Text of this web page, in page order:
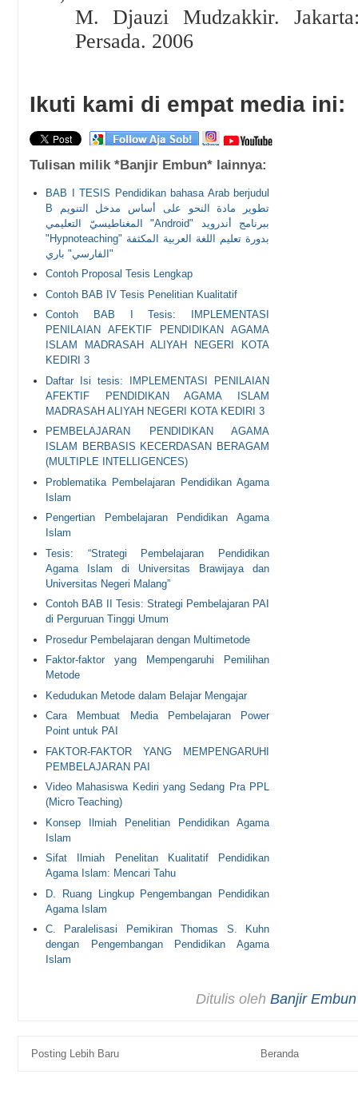
M. Djauzi Mudzakkir.
Persada. 2006
Ikuti kami di empat media ini:
Tulisan milik *Banjir Embun* lainnya:
BAB I TESIS Pendidikan bahasa Arab berjudul
B تطوير مادة النحو على أساس مدخل التنويم
المغناطيسيّ التعليمي "Android" ببرنامج أندرويد
"Hypnoteaching" بدورة تعليم اللغة العربية المكثفة
"الفارسي" باري
Contoh Proposal Tesis Lengkap
Contoh BAB IV Tesis Penelitian Kualitatif
Contoh BAB I Tesis: IMPLEMENTASI
PENILAIAN AFEKTIF PENDIDIKAN AGAMA
ISLAM MADRASAH ALIYAH NEGERI KOTA
KEDIRI 3
Daftar Isi tesis: IMPLEMENTASI PENILAIAN
AFEKTIF PENDIDIKAN AGAMA ISLAM
MADRASAH ALIYAH NEGERI KOTA KEDIRI 3
PEMBELAJARAN PENDIDIKAN AGAMA
ISLAM BERBASIS KECERDASAN BERAGAM
(MULTIPLE INTELLIGENCES)
Problematika Pembelajaran Pendidikan Agama
Islam
Pengertian Pembelajaran Pendidikan Agama
Islam
Tesis: “Strategi Pembelajaran Pendidikan
Agama Islam di Universitas Brawijaya dan
Universitas Negeri Malang”
Contoh BAB II Tesis: Strategi Pembelajaran PAI
di Perguruan Tinggi Umum
Prosedur Pembelajaran dengan Multimetode
Faktor-faktor yang Mempengaruhi Pemilihan
Metode
Kedudukan Metode dalam Belajar Mengajar
Cara Membuat Media Pembelajaran Power
Point untuk PAI
FAKTOR-FAKTOR YANG MEMPENGARUHI
PEMBELAJARAN PAI
Video Mahasiswa Kediri yang Sedang Pra PPL
(Micro Teaching)
Konsep Ilmiah Penelitian Pendidikan Agama
Islam
Sifat Ilmiah Penelitan Kualitatif Pendidikan
Agama Islam: Mencari Tahu
D. Ruang Lingkup Pengembangan Pendidikan
Agama Islam
C. Paralelisasi Pemikiran Thomas S. Kuhn
dengan Pengembangan Pendidikan Agama
Islam
Ditulis oleh Banjir Embun
Posting Lebih Baru Beranda